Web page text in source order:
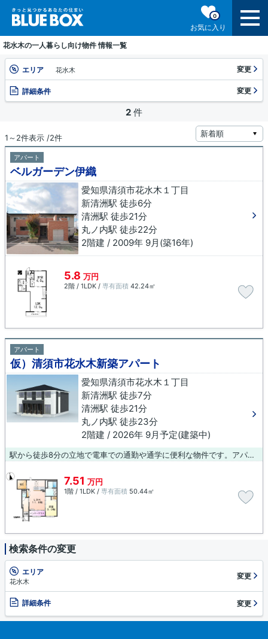
お気に入り
0
花水木の一人暮らし向け物件 情報一覧
エリア 花水木 変更
詳細条件 変更
2 件
1～2件表示 /2件
アパート
ベルガーデン伊織
愛知県清須市花水木１丁目
新清洲駅 徒歩6分
清洲駅 徒歩21分
丸ノ内駅 徒歩22分
2階建 / 2009年 9月(築16年)
5.8 万円
2階 / 1LDK / 専有面積 42.24㎡
アパート
仮）清須市花水木新築アパート
愛知県清須市花水木１丁目
新清洲駅 徒歩7分
清洲駅 徒歩21分
丸ノ内駅 徒歩23分
2階建 / 2026年 9月予定(建築中)
駅から徒歩8分の立地で電車での通勤や通学に便利な物件です。アパートタイプのお部屋です。清須市へお引越しを予定しているなら、当社にお任せください。ご連絡は0587-23-0015またはinazawa@bluebox.co.jpからお待ちしております。
7.51 万円
1階 / 1LDK / 専有面積 50.44㎡
検索条件の変更
エリア
花水木
変更
詳細条件 変更